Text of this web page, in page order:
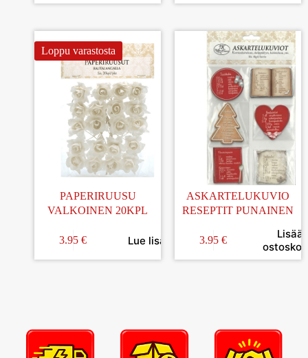
Loppu varastosta
PAPERIRUUSU
VALKOINEN 20KPL
3.95 € Lue lisää
ASKARTELUKUVIO
RESEPTIT PUNAINEN
3.95 €
Lisää